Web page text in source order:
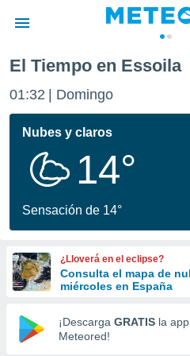
de
por
se
calidad.
a este
las
y
forma
digital
basada
El Tiempo en Essoila
01:32 Domingo
Nubes y claros
14°
Sensación de 14°
¿Lloverá en el eclipse?
Consulta el mapa de
miércoles en España
¡Descarga GRATIS la
Meteored!